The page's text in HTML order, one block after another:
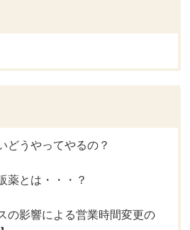
どうやってやるの？
薬とは・・・？
の影響による営業時間変更の